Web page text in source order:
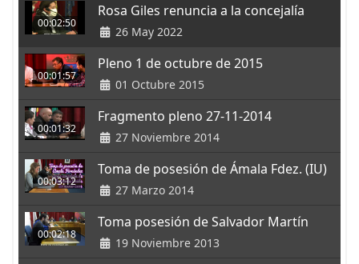
00:02:50
Rosa Giles renuncia a la concejalía
26 May 2022
00:01:57
Pleno 1 de octubre de 2015
01 Octubre 2015
00:01:32
Fragmento pleno 27-11-2014
27 Noviembre 2014
00:03:12
Toma de posesión de Ámala Fdez. (IU)
27 Marzo 2014
00:02:18
Toma posesión de Salvador Martín
19 Noviembre 2013